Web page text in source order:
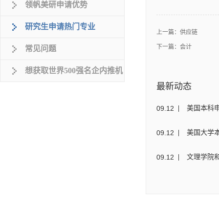
领帆美研申请优势
研究生申请热门专业
常见问题
想获取世界500强名企内推机
上一篇： 供应链
下一篇： 会计
最新动态
09 12 美国本科
09 12 美国大学
09 12 文理学院